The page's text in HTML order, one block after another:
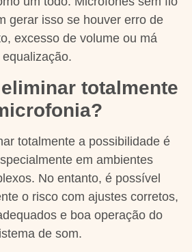
gerar isso se houver erro de
excesso de volume ou má
equalização.
totalmente
totalmente a possibilidade é
em ambientes
No entanto, é possível
o risco com ajustes corretos,
e boa operação do
de som.